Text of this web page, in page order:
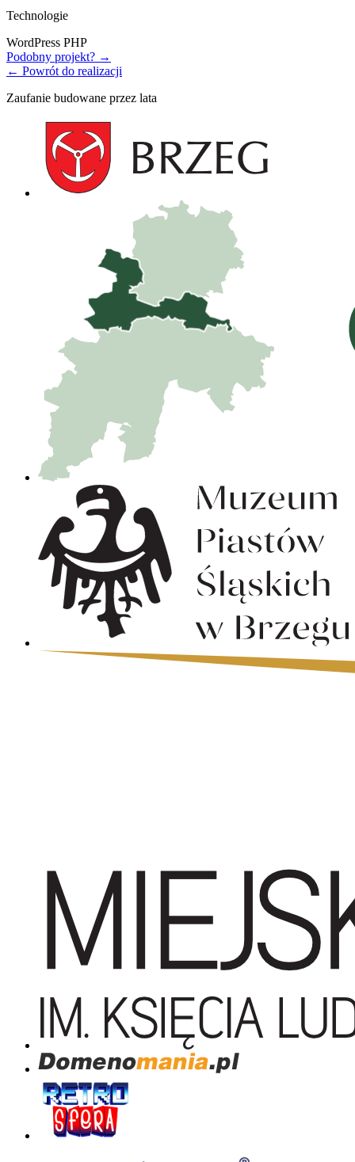
Technologie
WordPress PHP
Podobny projekt? →
← Powrót do realizacji
Zaufanie budowane przez lata